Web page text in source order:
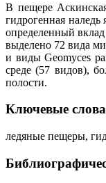
В пещере
гидрогенная
определенный
выделено 72 вида
и виды Geomyces
среде (57 видов),
полости.
Ключевые
ледяные пещеры,